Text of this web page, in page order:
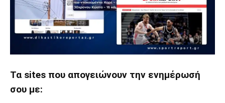
Τα sites που απογειώνουν την ενημέρωσή
σου με: